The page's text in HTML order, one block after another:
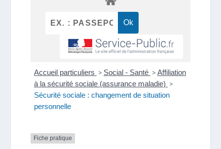
Accueil particuliers > Social - Santé > Affiliation
à la sécurité sociale (assurance maladie) >
Sécurité sociale : changement de situation
personnelle
Fiche pratique